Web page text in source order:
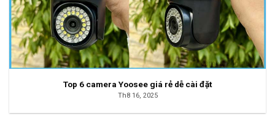
Top 6 camera Yoosee giá rẻ dễ cài đặt
Th8 16, 2025